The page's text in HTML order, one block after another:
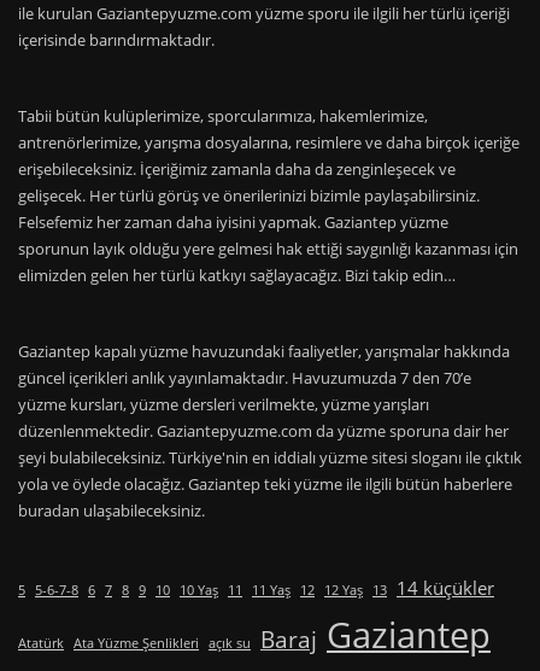
ile kurulan Gaziantepyuzme.com yüzme sporu ile ilgili her türlü içeriği
içerisinde barındırmaktadır.
Tabii bütün kulüplerimize, sporcularımıza, hakemlerimize,
antrenörlerimize, yarışma dosyalarına, resimlere ve daha birçok içeriğe
erişebileceksiniz. İçeriğimiz zamanla daha da zenginleşecek ve
gelişecek. Her türlü görüş ve önerilerinizi bizimle paylaşabilirsiniz.
Felsefemiz her zaman daha iyisini yapmak. Gaziantep yüzme
sporunun layık olduğu yere gelmesi hak ettiği saygınlığı kazanması için
elimizden gelen her türlü katkıyı sağlayacağız. Bizi takip edin…
Gaziantep kapalı yüzme havuzundaki faaliyetler, yarışmalar hakkında
güncel içerikleri anlık yayınlamaktadır. Havuzumuzda 7 den 70’e
yüzme kursları, yüzme dersleri verilmekte, yüzme yarışları
düzenlenmektedir. Gaziantepyuzme.com da yüzme sporuna dair her
şeyi bulabileceksiniz. Türkiye'nin en iddialı yüzme sitesi sloganı ile çıktık
yola ve öylede olacağız. Gaziantep teki yüzme ile ilgili bütün haberlere
buradan ulaşabileceksiniz.
5 5-6-7-8 6 7 8 9 10 10 Yaş 11 11 Yaş 12 12 Yaş 13 14 küçükler
Atatürk Ata Yüzme Şenlikleri açık su Baraj Gaziantep